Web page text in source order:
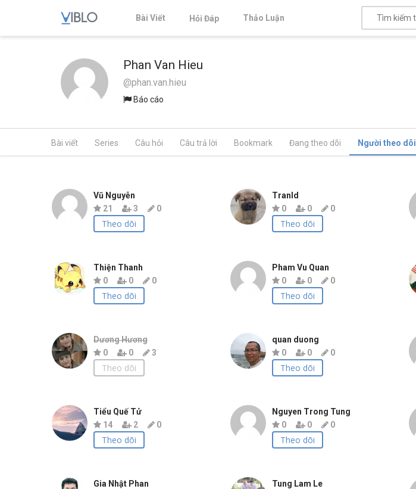
Bài Viết Hỏi Đáp Thảo Luận
Phan Van Hieu
@phan.van.hieu
Báo cáo
Bài viết Series Câu hỏi Câu trả lời Bookmark Đang theo dõi Người theo dõi
Vũ Nguyễn
21
3 0
Theo dõi
Tranld
0
0 0
Theo dõi
Thiện Thanh
0
0 0
Theo dõi
Pham Vu Quan
0
0 0
Theo dõi
Dương Hương
0
0 3
Theo dõi
quan duong
0
0 0
Theo dõi
Tiểu Quế Tử
14
2 0
Theo dõi
Nguyen Trong Tung
0
0 0
Theo dõi
Gia Nhật Phan
Tung Lam Le